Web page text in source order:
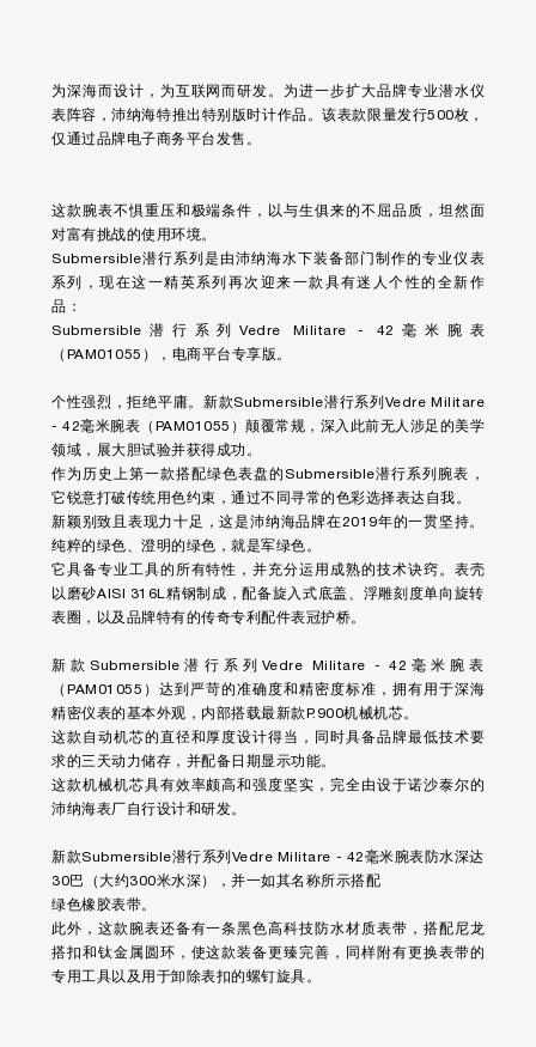
为深海而设计，为互联网而研发。为进一步扩大品牌专业潜水仪
表阵容，沛纳海特推出特别版时计作品。该表款限量发行500枚，
仅通过品牌电子商务平台发售。
这款腕表不惧重压和极端条件，以与生俱来的不屈品质，坦然面
对富有挑战的使用环境。
Submersible潜行系列是由沛纳海水下装备部门制作的专业仪表
系列，现在这一精英系列再次迎来一款具有迷人个性的全新作
品：
Submersible潜行系列Vedre Militare - 42毫米腕表
（PAM01055），电商平台专享版。
个性强烈，拒绝平庸。新款Submersible潜行系列Vedre Militare
- 42毫米腕表（PAM01055）颠覆常规，深入此前无人涉足的美学
领域，展大胆试验并获得成功。
作为历史上第一款搭配绿色表盘的Submersible潜行系列腕表，
它锐意打破传统用色约束，通过不同寻常的色彩选择表达自我。
新颖别致且表现力十足，这是沛纳海品牌在2019年的一贯坚持。
纯粹的绿色、澄明的绿色，就是军绿色。
它具备专业工具的所有特性，并充分运用成熟的技术诀窍。表壳
以磨砂AISI 316L精钢制成，配备旋入式底盖、浮雕刻度单向旋转
表圈，以及品牌特有的传奇专利配件表冠护桥。
新款Submersible潜行系列Vedre Militare - 42毫米腕表
（PAM01055）达到严苛的准确度和精密度标准，拥有用于深海
精密仪表的基本外观，内部搭载最新款P.900机械机芯。
这款自动机芯的直径和厚度设计得当，同时具备品牌最低技术要
求的三天动力储存，并配备日期显示功能。
这款机械机芯具有效率颇高和强度坚实，完全由设于诺沙泰尔的
沛纳海表厂自行设计和研发。
新款Submersible潜行系列Vedre Militare - 42毫米腕表防水深达
30巴（大约300米水深），并一如其名称所示搭配
绿色橡胶表带。
此外，这款腕表还备有一条黑色高科技防水材质表带，搭配尼龙
搭扣和钛金属圆环，使这款装备更臻完善，同样附有更换表带的
专用工具以及用于卸除表扣的螺钉旋具。